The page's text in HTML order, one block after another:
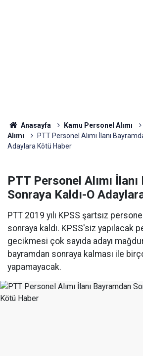
Anasayfa Kamu Personel Alımı
Alımı
PTT Personel Alımı İlanı
Adaylara Kötü Haber
PTT Personel Alımı
Sonraya Kaldı-O
PTT 2019 yılı KPSS şartsız
sonraya kaldı. KPSS'siz yapılacak
gecikmesi çok sayıda adayı
bayramdan sonraya kalması ile
yapamayacak.